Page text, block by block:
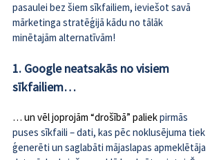
pasaulei bez šiem sīkfailiem, ieviešot savā
mārketinga stratēģijā kādu no tālāk
minētajām alternatīvām!
1. Google neatsakās no visiem
sīkfailiem…
… un vēl joprojām “drošībā” paliek pirmās
puses sīkfaili – dati, kas pēc noklusējuma tiek
ģenerēti un saglabāti mājaslapas apmeklētāja